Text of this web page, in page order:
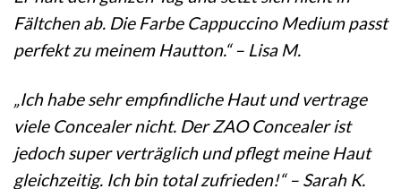
Fältchen ab. Die Farbe Cappuccino Medium passt
perfekt zu meinem Hautton.“ – Lisa M.
„Ich habe sehr empfindliche Haut und vertrage
viele Concealer nicht. Der ZAO Concealer ist
jedoch super verträglich und pflegt meine Haut
gleichzeitig. Ich bin total zufrieden!“ – Sarah K.